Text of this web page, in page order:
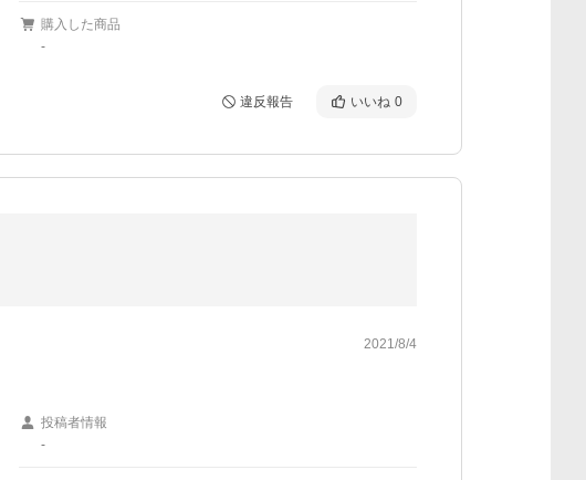
購入した商品
-
違反報告 いいね 0
2021/8/4
投稿者情報
-